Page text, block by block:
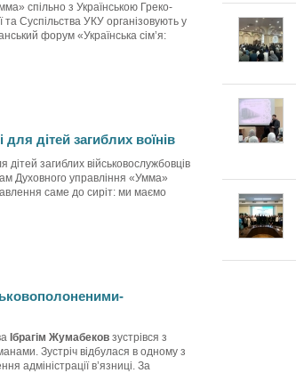
спільно з Українською Греко-
та Суспільства УКУ організовують у
форум «Українська сім’я:
дітей загиблих воїнів
загиблих військовослужбовців
Духовного управління «Умма»
саме до сиріт: ми маємо
Ібрагім Жумабеков зустрівся з
Зустріч відбулася в одному з
адміністрації в’язниці. За